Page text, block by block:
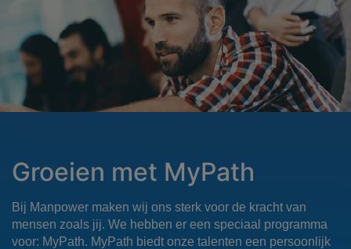
Groeien met MyPath
Bij Manpower maken wij ons sterk voor de kracht van
mensen zoals jij. We hebben er een speciaal programma
voor: MyPath. MyPath biedt onze talenten een persoonlijk